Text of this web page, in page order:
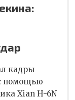
кадры
помощью
Xian H-6N